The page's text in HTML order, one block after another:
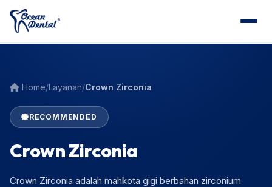
Home/Layanan/Crown Zirconia
RECOMMENDED
Crown Zirconia
Crown Zirconia adalah mahkota gigi berbahan zirconium
Ocean Dental website loaded